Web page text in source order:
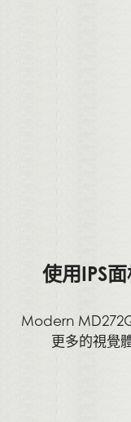
使用IPS
Modern
更多的視覺